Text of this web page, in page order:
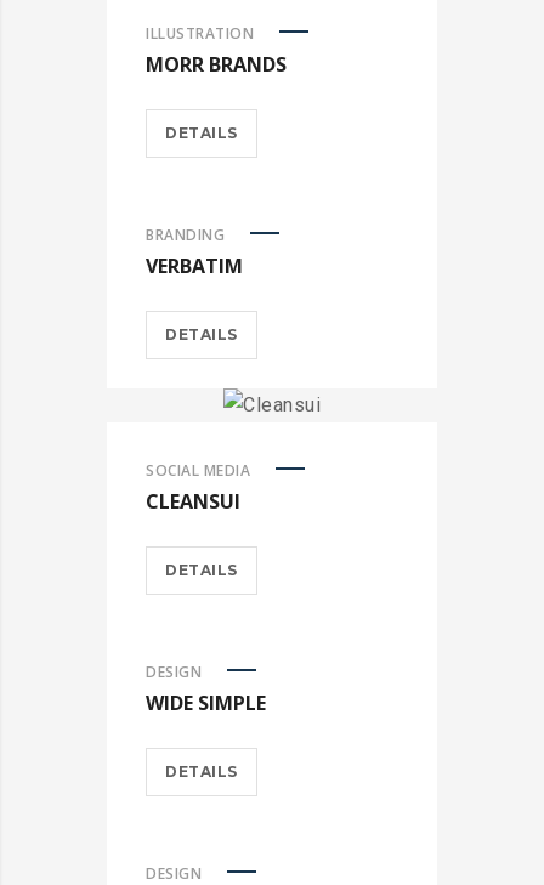
ILLUSTRATION
MORR BRANDS
DETAILS
BRANDING
VERBATIM
DETAILS
SOCIAL MEDIA
CLEANSUI
DETAILS
DESIGN
WIDE SIMPLE
DETAILS
DESIGN